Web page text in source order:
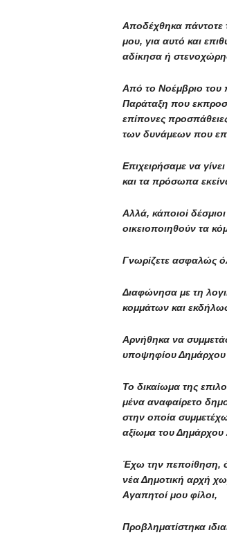
Αποδέχθηκα πάντοτε
μου, για αυτό και
αδίκησα ή
Από το Νοέμβριο του
Παράταξη που
επίπονες
των δυνάμεων που
Επιχειρήσαμε να
και τα πρόσωπα
Αλλά, κάποιοi
οικειοποιηθούν τα
Γνωρίζετε ασφαλώς
Διαφώνησα με τη
κομμάτων και
Αρνήθηκα να
υποψηφίου
Το δικαίωμα της
μένα αναφαίρετο
στην οποία
αξίωμα του Δημάρχου
Έχω την πεποίθηση,
νέα Δημοτική αρχή
Αγαπητοί μου φίλοι,
Προβληματίστηκα